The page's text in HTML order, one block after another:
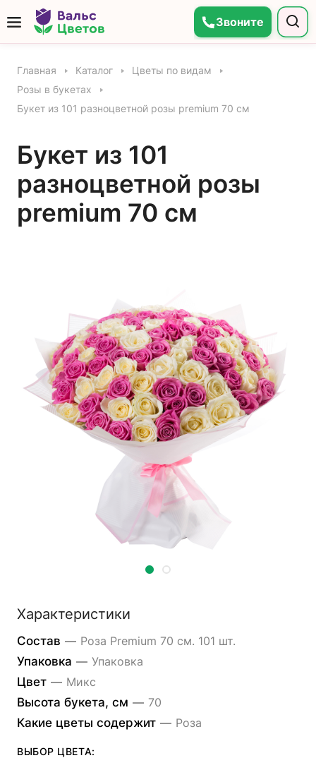
Звоните
Главная Каталог
Цветы по видам
Розы в букетах
Букет из 101 разноцветной розы premium 70 см
Букет из 101
разноцветной розы
premium 70 см
Характеристики
Состав — Роза Premium 70 см. 101 шт.
Упаковка — Упаковка
Цвет — Микс
Высота букета, см — 70
Какие цветы содержит — Роза
ВЫБОР ЦВЕТА: